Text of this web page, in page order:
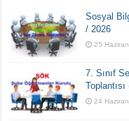
Sosyal
/ 2026
25
7. Sınıf
24